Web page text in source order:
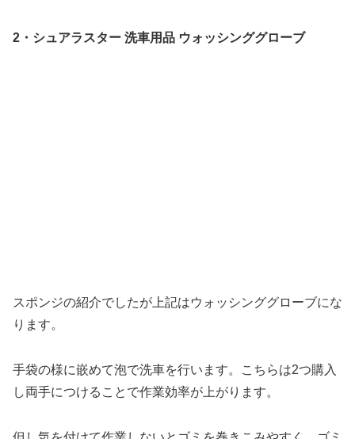
2・シュアラスター 洗車用品 ウォッシンググローブ
スポンジの紹介でしたが上記はウォッシンググローブにな
ります。
手袋の様に嵌めて泡で洗車を行います。こちらは2つ購入
し両手につけることで作業効率が上がります。